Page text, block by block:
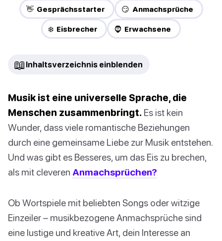
👋 Gesprächsstarter 😏 Anmachsprüche
❄️ Eisbrecher 🧔 Erwachsene
📖 Inhaltsverzeichnis einblenden
Musik ist eine universelle Sprache, die
Menschen zusammenbringt. Es ist kein
Wunder, dass viele romantische Beziehungen
durch eine gemeinsame Liebe zur Musik entstehen.
Und was gibt es Besseres, um das Eis zu brechen,
als mit cleveren Anmachsprüchen?
Ob Wortspiele mit beliebten Songs oder witzige
Einzeiler – musikbezogene Anmachsprüche sind
eine lustige und kreative Art, dein Interesse an